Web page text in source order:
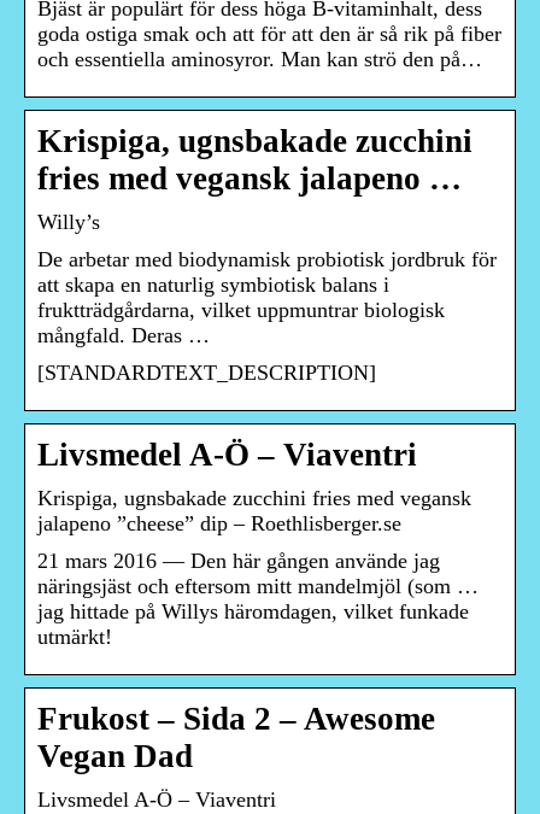
Bjäst är populärt för dess höga B-vitaminhalt, dess
goda ostiga smak och att för att den är så rik på fiber
och essentiella aminosyror. Man kan strö den på…
Krispiga, ugnsbakade zucchini
fries med vegansk jalapeno …
Willy’s
De arbetar med biodynamisk probiotisk jordbruk för
att skapa en naturlig symbiotisk balans i
fruktträdgårdarna, vilket uppmuntrar biologisk
mångfald. Deras …
[STANDARDTEXT_DESCRIPTION]
Livsmedel A-Ö – Viaventri
Krispiga, ugnsbakade zucchini fries med vegansk
jalapeno ”cheese” dip – Roethlisberger.se
21 mars 2016 — Den här gången använde jag
näringsjäst och eftersom mitt mandelmjöl (som …
jag hittade på Willys häromdagen, vilket funkade
utmärkt!
Frukost – Sida 2 – Awesome
Vegan Dad
Livsmedel A-Ö – Viaventri